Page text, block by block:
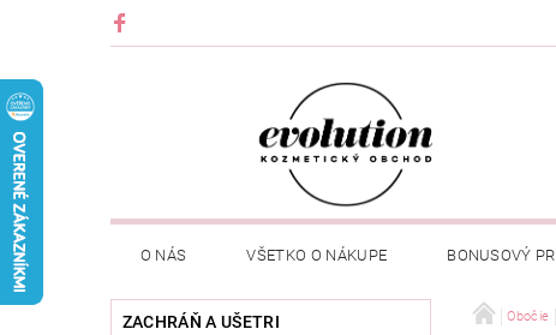
O NÁS VŠETKO O NÁKUPE BONUSOVÝ
ZACHRÁŇ A UŠETRI Obočie